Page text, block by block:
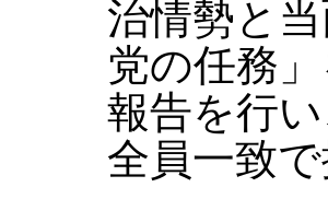
治情勢と
党の任務
報告を行
全員一致